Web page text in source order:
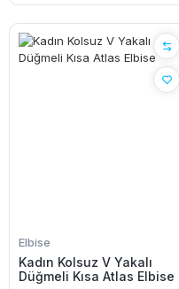
Elbise
Kadın Kolsuz V Yakalı
Düğmeli Kısa Atlas Elbise